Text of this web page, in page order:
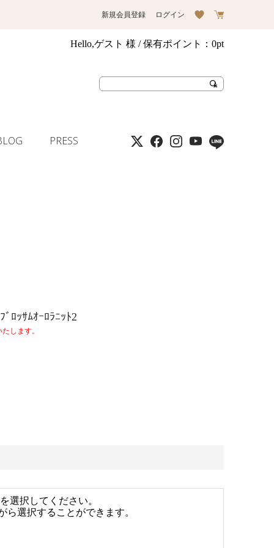
新規会員登録 ログイン
Hello,ゲスト 様 / 保有ポイント： 0pt
PRESS
ﾛｯｻﾑｵｰﾛﾗﾆｯﾄ2
します。
選択してください。
選択することができます。